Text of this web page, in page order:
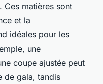
Ces matières sont
et la
idéales pour les
une
coupe ajustée peut
de gala, tandis